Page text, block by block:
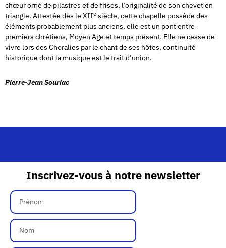
chœur orné de pilastres et de frises, l’originalité de son chevet en
triangle. Attestée dès le XIIe siècle, cette chapelle possède des
éléments probablement plus anciens, elle est un pont entre
premiers chrétiens, Moyen Age et temps présent. Elle ne cesse de
vivre lors des Choralies par le chant de ses hôtes, continuité
historique dont la musique est le trait d’union.
Pierre-Jean Souriac
Inscrivez-vous à notre newsletter